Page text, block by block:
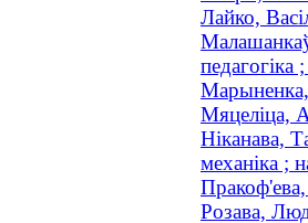
Лайко,
педагогіка
Мяцеліца,
Ніканава,
механіка ;
Розава,